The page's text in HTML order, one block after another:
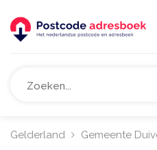
Gelderland Gemeente